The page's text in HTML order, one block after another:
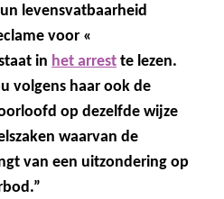
levensvatbaarheid
voor «
in het arrest te lezen.
volgens haar ook de
op dezelfde wijze
waarvan de
van een uitzondering op